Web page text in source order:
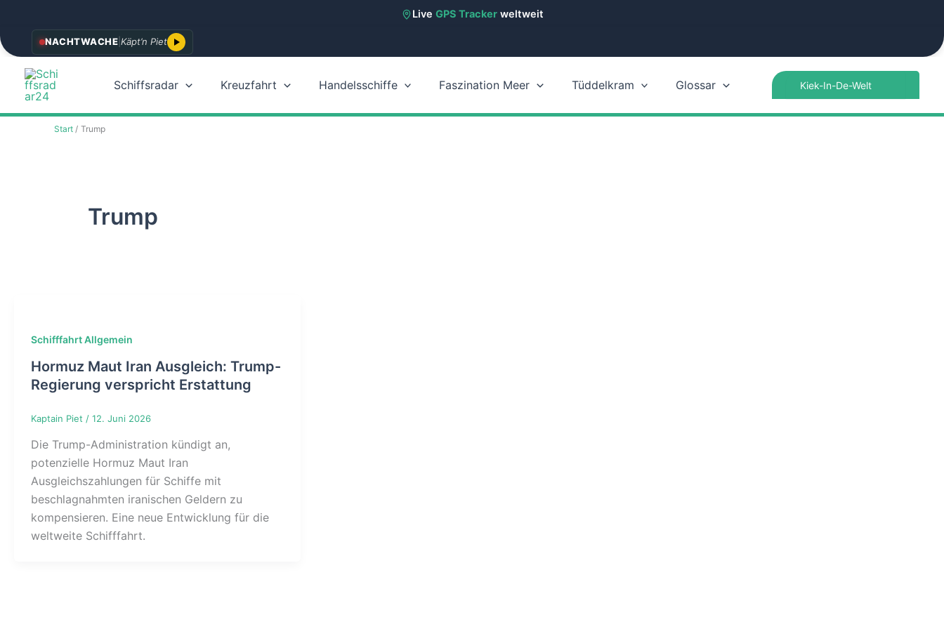
Live GPS Trackerweltweit
Zum
Inhalt
springen
NACHTWACHE Käpt’n Piet
Schiffsradar Kreuzfahrt Handelsschiffe Faszination Meer Tüddelkram Glossar
Start Trump
Trump
Schifffahrt Allgemein
Hormuz Maut Iran Ausgleich: Trump-
Regierung verspricht Erstattung
Kaptain Piet / 12. Juni 2026
Die Trump-Administration kündigt an,
potenzielle Hormuz Maut Iran
Ausgleichszahlungen für Schiffe mit
beschlagnahmten iranischen Geldern zu
kompensieren. Eine neue Entwicklung für die
weltweite Schifffahrt.